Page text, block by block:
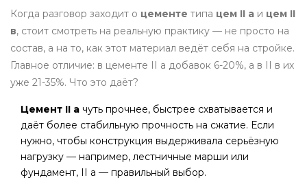
Когда разговор заходит о цементе типа цем II а и цем II
в, стоит смотреть на реальную практику — не просто на
состав, а на то, как этот материал ведёт себя на стройке.
Главное отличие: в цементе II а добавок 6-20%, а в II в их
уже 21-35%. Что это даёт?
Цемент II а чуть прочнее, быстрее схватывается и
даёт более стабильную прочность на сжатие. Если
нужно, чтобы конструкция выдерживала серьёзную
нагрузку — например, лестничные марши или
фундамент, II а — правильный выбор.